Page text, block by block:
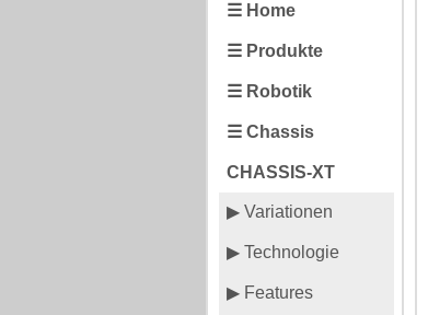
☰ Home
☰ Produkte
☰ Robotik
☰ Chassis
CHASSIS-XT
▶ Variationen
▶ Technologie
▶ Features